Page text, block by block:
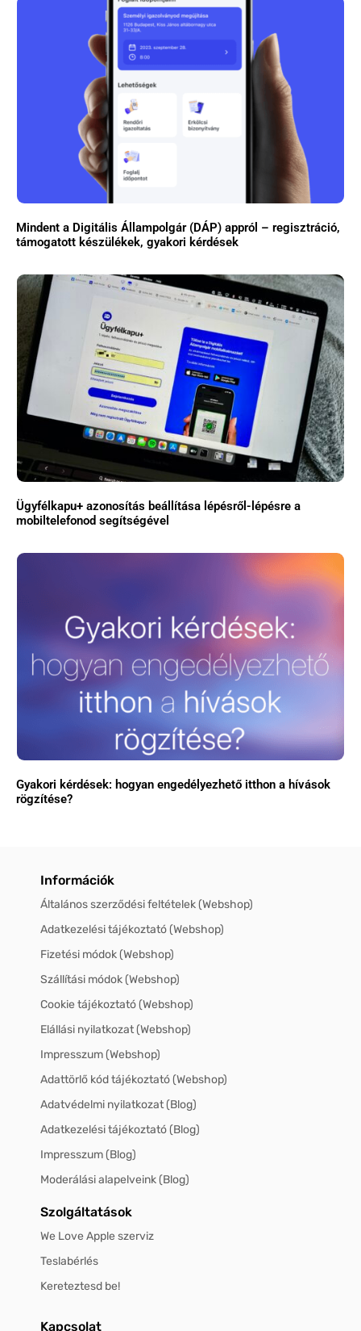
Mindent a Digitális Állampolgár (DÁP) appról – regisztráció,
támogatott készülékek, gyakori kérdések
Ügyfélkapu+ azonosítás beállítása lépésről-lépésre a
mobiltelefonod segítségével
Gyakori kérdések: hogyan engedélyezhető itthon a hívások
rögzítése?
Információk
Általános szerződési feltételek (Webshop)
Adatkezelési tájékoztató (Webshop)
Fizetési módok (Webshop)
Szállítási módok (Webshop)
Cookie tájékoztató (Webshop)
Elállási nyilatkozat (Webshop)
Impresszum (Webshop)
Adattörlő kód tájékoztató (Webshop)
Adatvédelmi nyilatkozat (Blog)
Adatkezelési tájékoztató (Blog)
Impresszum (Blog)
Moderálási alapelveink (Blog)
Szolgáltatások
We Love Apple szerviz
Teslabérlés
Kereteztesd be!
Kapcsolat